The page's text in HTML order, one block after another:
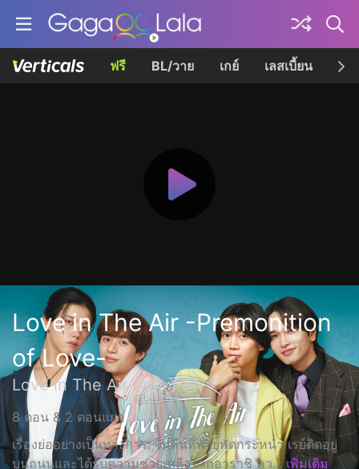
ฟรี BL/วาย เกย์ เลสเบี้ยน เค
Love in The Air -Premonition
of Love-
Love in The Air-恋の予感-
8 ตอน & 2 ตอนแยก
เรื่องย่ออย่างเป็นทางการ: ในคืนที่พายุพัดกระหน่ำ เรย์ติดอยู่
บนถนนและได้รับความช่วยเหลือจากอาราชิ คว... เพิ่มเติม